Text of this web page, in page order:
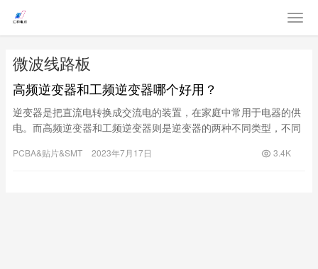
微波线路板
高频逆变器和工频逆变器哪个好用？
逆变器是把直流电转换成交流电的装置，在家庭中常用于电器的供
电。而高频逆变器和工频逆变器则是逆变器的两种不同类型，不同
先，我们来看功率。高频逆变器，一般都会具
PCBA&贴片&SMT 2023年7月17日 3.4K